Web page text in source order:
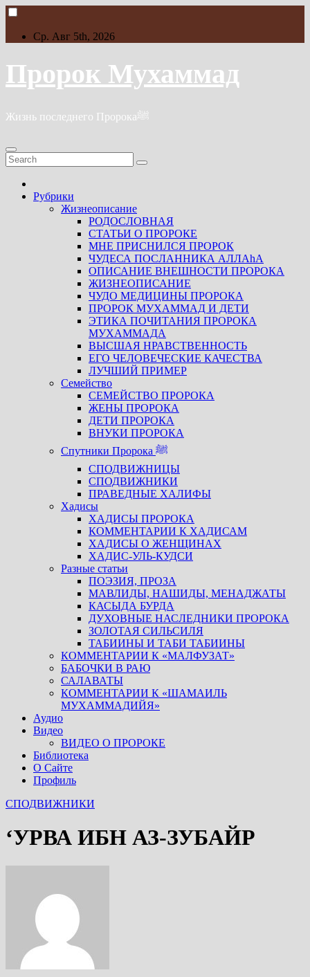
Skip
contentСр. Авг 5th, 2026
Пророк Мухаммад
Жизнь последнего Пророкаﷺ
Рубрики
Жизнеописание
РОДОСЛОВНАЯ
СТАТЬИ О ПРОРОКЕ
МНЕ ПРИСНИЛСЯ ПРОРОК
ЧУДЕСА ПОСЛАННИКА АЛЛАhА
ОПИСАНИЕ ВНЕШНОСТИ ПРОРОКА
ЖИЗНЕОПИСАНИЕ
ЧУДО МЕДИЦИНЫ ПРОРОКА
ПРОРОК МУХАММАД И ДЕТИ
ЭТИКА ПОЧИТАНИЯ ПРОРОКА
МУХАММАДА
ВЫСШАЯ НРАВСТВЕННОСТЬ
ЕГО ЧЕЛОВЕЧЕСКИЕ КАЧЕСТВА
ЛУЧШИЙ ПРИМЕР
Семейство
СЕМЕЙСТВО ПРОРОКА
ЖЕНЫ ПРОРОКА
ДЕТИ ПРОРОКА
ВНУКИ ПРОРОКА
Спутники Пророка ﷺ
СПОДВИЖНИЦЫ
СПОДВИЖНИКИ
ПРАВЕДНЫЕ ХАЛИФЫ
Хадисы
ХАДИСЫ ПРОРОКА
КОММЕНТАРИИ К ХАДИСАМ
ХАДИСЫ О ЖЕНЩИНАХ
ХАДИС-УЛЬ-КУДСИ
Разные статьи
ПОЭЗИЯ, ПРОЗА
МАВЛИДЫ, НАШИДЫ, МЕНАДЖАТЫ
КАСЫДА БУРДА
ДУХОВНЫЕ НАСЛЕДНИКИ ПРОРОКА
ЗОЛОТАЯ СИЛЬСИЛЯ
ТАБИИНЫ И ТАБИ ТАБИИНЫ
КОММЕНТАРИИ К «МАЛФУЗАТ»
БАБОЧКИ В РАЮ
САЛАВАТЫ
КОММЕНТАРИИ К «ШАМАИЛЬ
МУХАММАДИЙЯ»
Аудио
Видео
ВИДЕО О ПРОРОКЕ
Библиотека
О Сайте
Профиль
СПОДВИЖНИКИ
‘УРВА ИБН АЗ-ЗУБАЙР